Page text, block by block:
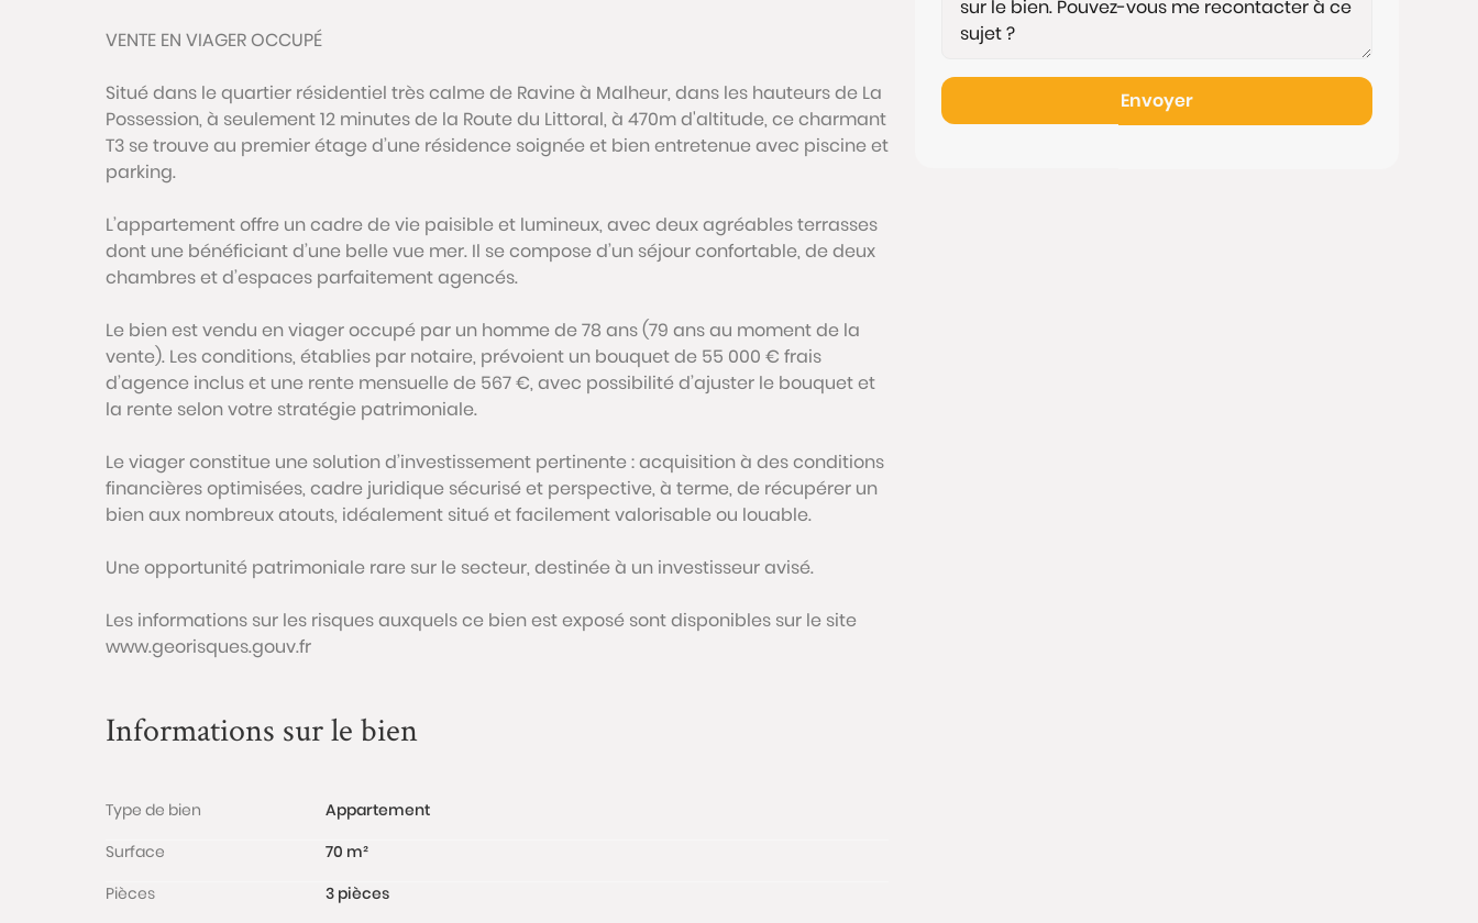
VENTE EN VIAGER OCCUPÉ
Situé dans le quartier résidentiel très calme de Ravine à Malheur, dans les hauteurs de La
Possession, à seulement 12 minutes de la Route du Littoral, à 470m d'altitude, ce charmant
T3 se trouve au premier étage d’une résidence soignée et bien entretenue avec piscine et
parking.
L’appartement offre un cadre de vie paisible et lumineux, avec deux agréables terrasses
dont une bénéficiant d’une belle vue mer. Il se compose d’un séjour confortable, de deux
chambres et d’espaces parfaitement agencés.
Le bien est vendu en viager occupé par un homme de 78 ans (79 ans au moment de la
vente). Les conditions, établies par notaire, prévoient un bouquet de 55 000 € frais
d’agence inclus et une rente mensuelle de 567 €, avec possibilité d’ajuster le bouquet et
la rente selon votre stratégie patrimoniale.
Le viager constitue une solution d’investissement pertinente : acquisition à des conditions
financières optimisées, cadre juridique sécurisé et perspective, à terme, de récupérer un
bien aux nombreux atouts, idéalement situé et facilement valorisable ou louable.
Une opportunité patrimoniale rare sur le secteur, destinée à un investisseur avisé.
Les informations sur les risques auxquels ce bien est exposé sont disponibles sur le site
www.georisques.gouv.fr
Informations sur le bien
Type de bien
Appartement
Surface
70 m²
Pièces
3 pièces
Envoyer